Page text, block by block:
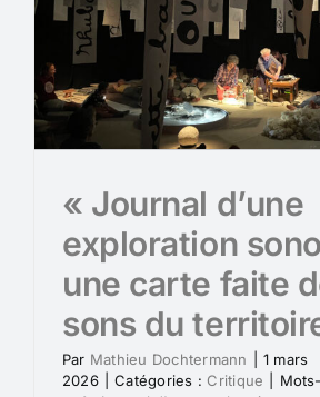
« Journal d’une
exploration
une carte faite
sons du
Par Mathieu Dochtermann
1 mars
2026
Catégories : Critique